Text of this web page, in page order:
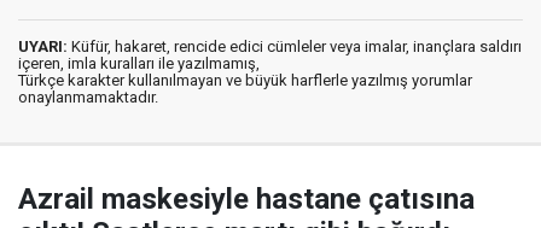
UYARI: Küfür, hakaret, rencide edici cümleler veya imalar, inançlara saldırı
içeren, imla kuralları ile yazılmamış,
Türkçe karakter kullanılmayan ve büyük harflerle yazılmış yorumlar
onaylanmamaktadır.
Azrail maskesiyle hastane çatısına